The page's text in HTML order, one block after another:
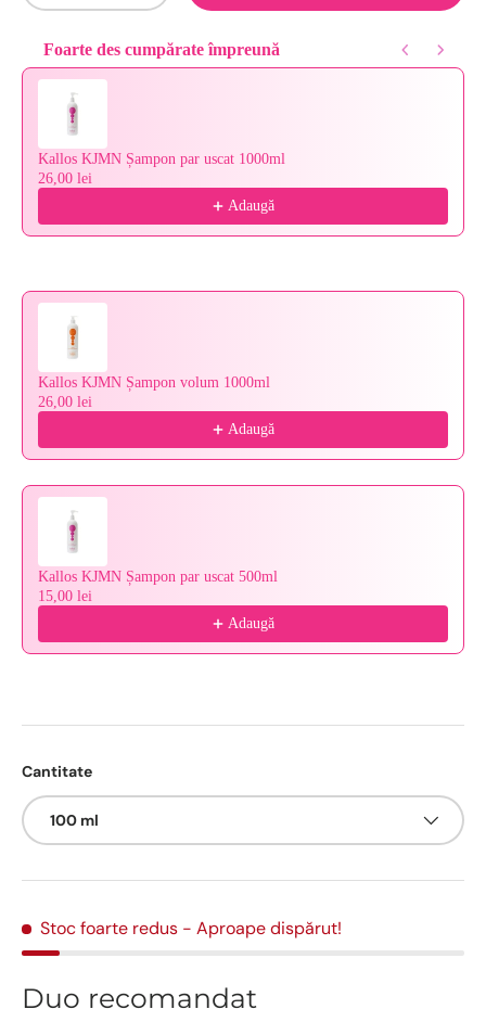
Foarte des cumpărate împreună
Use the Previous and Next buttons to navigate through product
Kallos KJMN Șampon par uscat 1000ml
26,00 lei
Adaugă
Kallos KJMN Șampon volum 1000ml
26,00 lei
Adaugă
Kallos KJMN Șampon par uscat 500ml
15,00 lei
Adaugă
Cantitate
100 ml
Stoc foarte redus - Aproape dispărut!
Duo recomandat